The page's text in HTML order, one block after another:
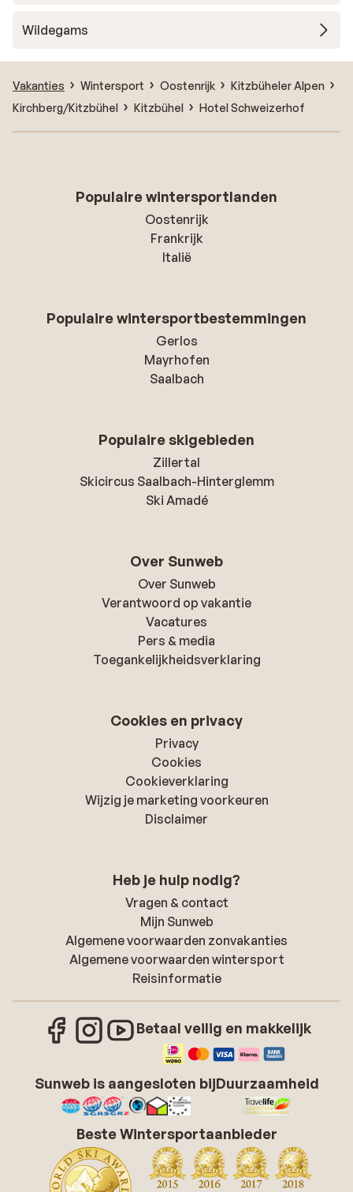
Wildegams
Vakanties Wintersport Oostenrijk
Kitzbüheler Alpen
Kirchberg/Kitzbühel
Kitzbühel Hotel Schweizerhof
Populaire wintersportlanden
Oostenrijk
Frankrijk
Italië
Populaire wintersportbestemmingen
Gerlos
Mayrhofen
Saalbach
Populaire skigebieden
Zillertal
Skicircus Saalbach-Hinterglemm
Ski Amadé
Over Sunweb
Over Sunweb
Verantwoord op vakantie
Vacatures
Pers & media
Toegankelijkheidsverklaring
Cookies en privacy
Privacy
Cookies
Cookieverklaring
Wijzig je marketing voorkeuren
Disclaimer
Heb je hulp nodig?
Vragen & contact
Mijn Sunweb
Algemene voorwaarden zonvakanties
Algemene voorwaarden wintersport
Reisinformatie
Betaal veilig en makkelijk
Sunweb is aangesloten bijDuurzaamheid
Beste Wintersportaanbieder